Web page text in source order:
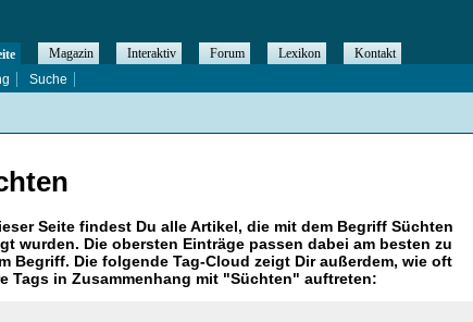
Seite findest Du alle Artikel, die mit dem Begriff Süchten
wurden. Die obersten Einträge passen dabei am besten zu
Begriff. Die folgende Tag-Cloud zeigt Dir außerdem, wie oft
Tags in Zusammenhang mit "Süchten" auftreten:
Magazin Interaktiv Forum Lexikon
Kontakt
Suche